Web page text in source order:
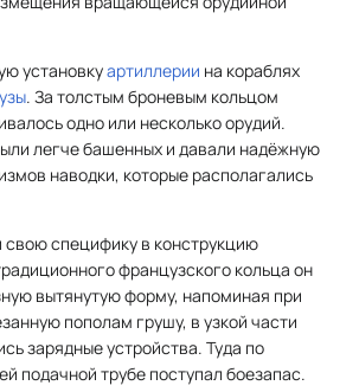
установкуартиллерии на кораблях
. За толстым броневым кольцом
одно или несколько орудий.
легче башенных и давали надёжную
наводки, которые располагались
свою специфику в конструкцию
французского кольца он
вытянутую форму, напоминая при
пополам грушу, в узкой части
зарядные устройства. Туда по
подачной трубе поступал боезапас.